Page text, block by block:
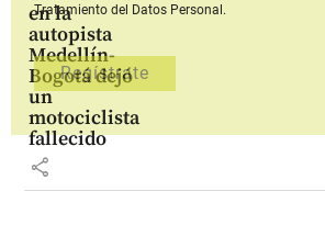
en la
autopista
Medellín-
Bogotá dejó
un
motociclista
fallecido
share
Tratamiento del Datos Personal.